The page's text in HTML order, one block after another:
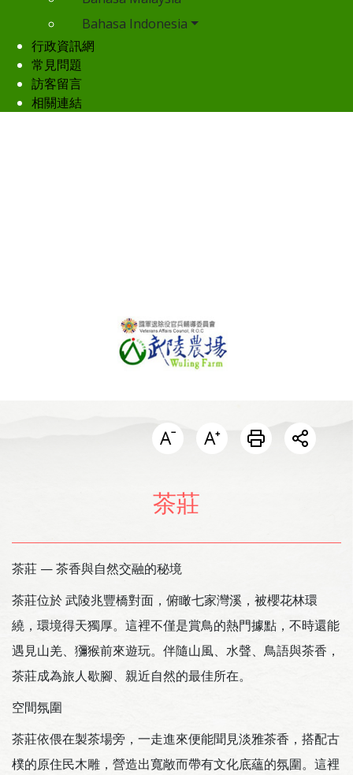
Bahasa Indonesia
行政資訊網
常見問題
訪客留言
相關連結
開啟
茶莊
茶莊 — 茶香與自然交融的秘境
茶莊位於 武陵兆豐橋對面，俯瞰七家灣溪，被櫻花林環
繞，環境得天獨厚。這裡不僅是賞鳥的熱門據點，不時還能
遇見山羌、獼猴前來遊玩。伴隨山風、水聲、鳥語與茶香，
茶莊成為旅人歇腳、親近自然的最佳所在。
空間氛圍
茶莊依偎在製茶場旁，一走進來便能聞見淡雅茶香，搭配古
樸的原住民木雕，營造出寬敞而帶有文化底蘊的氛圍。這裡